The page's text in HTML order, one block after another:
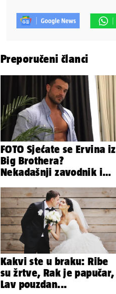
Preporučeni članci
FOTO Sjećate se Ervina iz
Big Brothera?
Nekadašnji zavodnik ima
Kakvi ste u braku: Ribe
su žrtve, Rak je papučar,
Lav pouzdan...